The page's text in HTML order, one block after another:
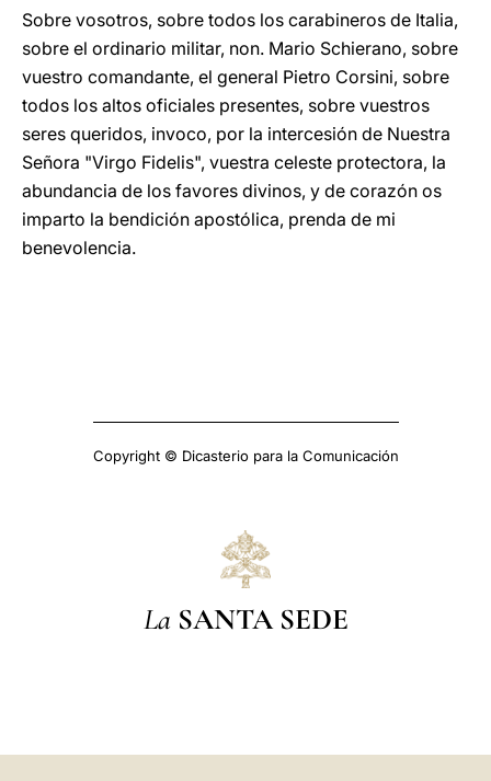
Sobre vosotros, sobre todos los carabineros de Italia,
sobre el ordinario militar, non. Mario Schierano, sobre
vuestro comandante, el general Pietro Corsini, sobre
todos los altos oficiales presentes, sobre vuestros
seres queridos, invoco, por la intercesión de Nuestra
Señora "Virgo Fidelis", vuestra celeste protectora, la
abundancia de los favores divinos, y de corazón os
imparto la bendición apostólica, prenda de mi
benevolencia.
Copyright © Dicasterio para la Comunicación
La SANTA SEDE